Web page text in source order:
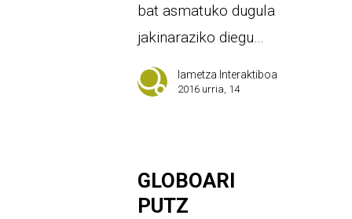
bat asmatuko dugula
jakinaraziko diegu…
Iametza Interaktiboa
2016 urria, 14
GLOBOARI
PUTZ